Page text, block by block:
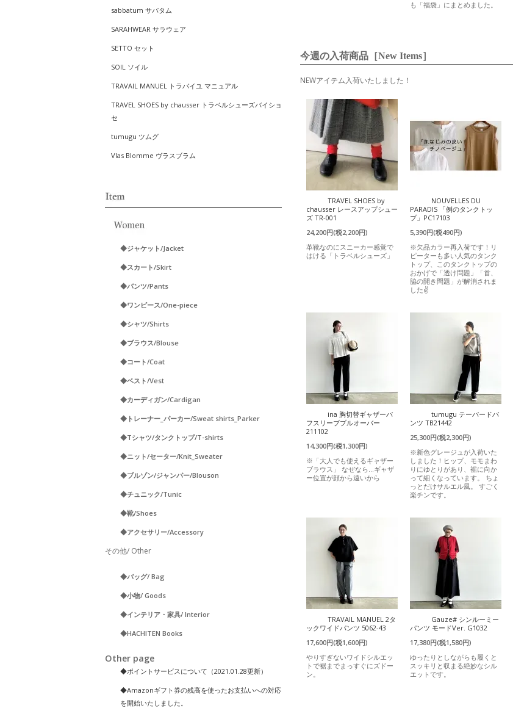
sabbatum サバタム
SARAHWEAR サラウェア
SETTO セット
SOIL ソイル
TRAVAIL MANUEL トラバイユ マニュアル
TRAVEL SHOES by chausser トラベルシューズバイショ
セ
tumugu ツムグ
Vlas Blomme ヴラスブラム
◆ジャケット/Jacket
◆スカート/Skirt
◆パンツ/Pants
◆ワンピース/One-piece
◆シャツ/Shirts
◆ブラウス/Blouse
◆コート/Coat
◆ベスト/Vest
◆カーディガン/Cardigan
◆トレーナー_パーカー/Sweat shirts_Parker
◆Tシャツ/タンクトップ/T-shirts
◆ニット/セーター/Knit_Sweater
◆ブルゾン/ジャンパー/Blouson
◆チュニック/Tunic
◆靴/Shoes
◆アクセサリー/Accessory
その他/ Other
◆バッグ/ Bag
◆小物/ Goods
◆インテリア・家具/ Interior
◆HACHITEN Books
Other page
◆ポイントサービスについて（2021.01.28更新）
◆Amazonギフト券の残高を使ったお支払いへの対応
を開始いたしました。
も「福袋」にまとめました。
今週の入荷商品［New Items］
NEWアイテム入荷いたしました！
TRAVEL SHOES by
chausser レースアップシュー
ズ TR-001
24,200円(税2,200円)
革靴なのにスニーカー感覚で
はける「トラベルシューズ」
NOUVELLES DU
PARADIS 「例のタンクトッ
プ」PC17103
5,390円(税490円)
※欠品カラー再入荷です！リ
ピーターも多い人気のタンク
トップ、このタンクトップの
おかげで「透け問題」「首、
脇の開き問題」が解消されま
した✌️
ina 胸切替ギャザーパ
フスリーブプルオーバー
211102
14,300円(税1,300円)
※「大人でも使えるギャザー
ブラウス」 なぜなら…ギャザ
ー位置が顔から遠いから
tumugu テーパードパ
ンツ TB21442
25,300円(税2,300円)
※新色グレージュが入荷いた
しました！ヒップ、モモまわ
りにゆとりがあり、裾に向か
って細くなっています。 ちょ
っとだけサルエル風。 すごく
楽チンです。
TRAVAIL MANUEL 2タ
ックワイドパンツ 5062-43
17,600円(税1,600円)
やりすぎないワイドシルエッ
トで裾までまっすぐにズドー
ン。
Gauze# シンルーミー
パンツ モードVer. G1032
17,380円(税1,580円)
ゆったりとしながらも履くと
スッキリと収まる絶妙なシル
エットです。